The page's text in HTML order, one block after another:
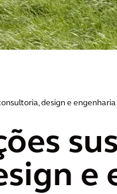
design e engenharia
e